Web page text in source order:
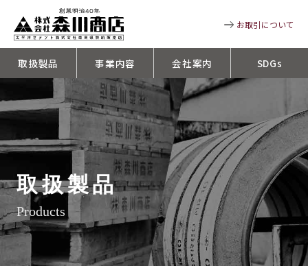
取扱製品 事業内容 会社案内 SDGs
お取引について
取扱製品
Products